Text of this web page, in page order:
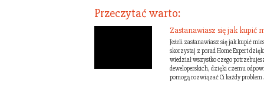
Przeczytać warto:
Zastanawiasz się jak kupić
Jeżeli zastanawiasz się jak kupić
skorzystaj z porad Home Expert
wiedział wszystko czego
deweloperskich, dzięki czemu
pomogą rozwiązać Ci każdy problem.